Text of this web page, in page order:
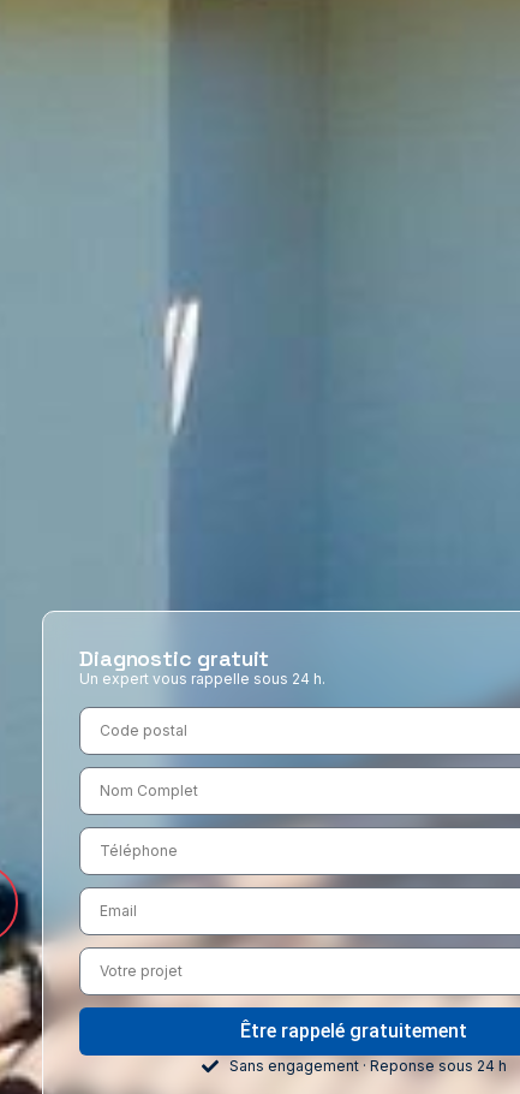
Diagnostic gratuit
Un expert vous rappelle sous 24 h.
Être rappelé gratuitement
Sans engagement · Reponse sous 24 h